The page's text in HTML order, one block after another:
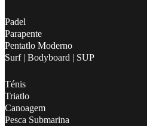
Padel
Parapente
Pentatlo Moderno
Surf | Bodyboard | SUP
Ténis
Triatlo
Canoagem
Pesca Submarina